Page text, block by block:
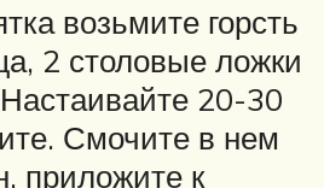
возьмите горсть
2 столовые ложки
20-30
Смочите в нем
приложите к